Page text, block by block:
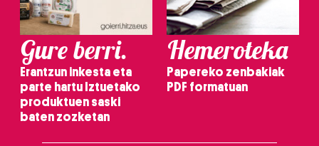
Gure berri.
Erantzun inkesta eta
parte hartu Iztuetako
produktuen saski
baten zozketan
Hemeroteka
Papereko zenbakiak
PDF formatuan